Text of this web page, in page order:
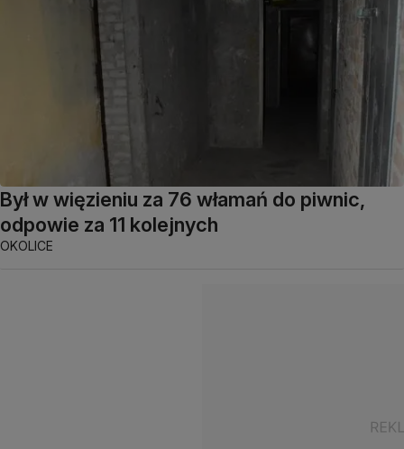
Był w więzieniu za 76 włamań do piwnic,
odpowie za 11 kolejnych
OKOLICE